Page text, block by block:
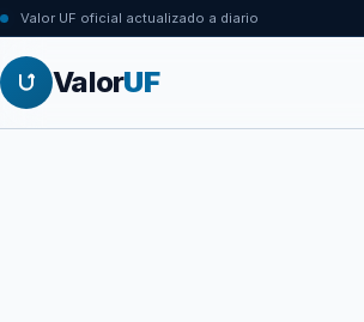
Valor UF oficial actualizado a diario
ValorUF